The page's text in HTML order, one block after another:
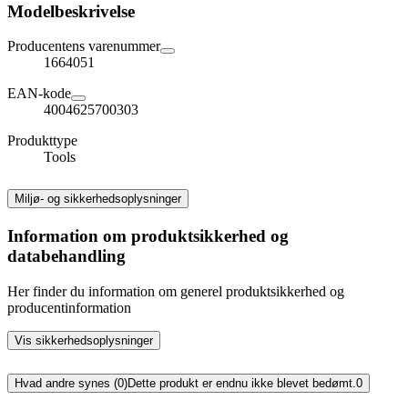
Modelbeskrivelse
Producentens varenummer
1664051
EAN-kode
4004625700303
Produkttype
Tools
Miljø- og sikkerhedsoplysninger
Information om produktsikkerhed og
databehandling
Her finder du information om generel produktsikkerhed og
producentinformation
Vis sikkerhedsoplysninger
Hvad andre synes (0)Dette produkt er endnu ikke blevet bedømt. 0